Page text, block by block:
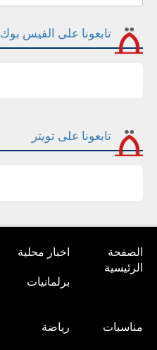
تابعونا على الفيس بوك
تابعونا على تويتر
الصفحة
الرئيسية
اخبار محلية
برلمانيات
مناسبات رياضة